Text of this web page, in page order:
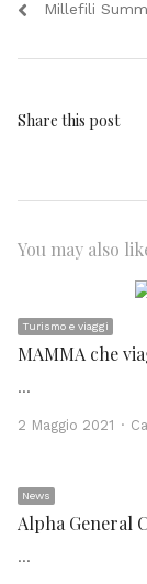
articoli
Previous
Millefili
Share this post
You may also
Turismo e viaggi
MAMMA che
…
2 Maggio 2021
News
Alpha General
…